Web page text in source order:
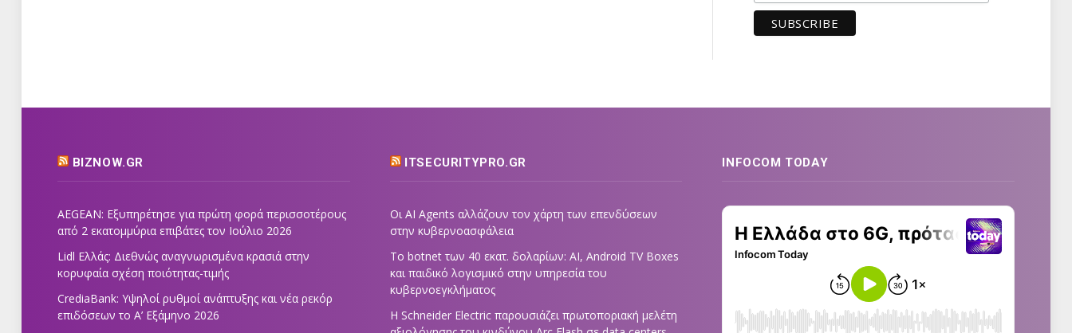
BIZNOW.GR
AEGEAN: Εξυπηρέτησε για πρώτη φορά περισσοτέρους
από 2 εκατομμύρια επιβάτες τον Ιούλιο 2026
Lidl Ελλάς: Διεθνώς αναγνωρισμένα κρασιά στην
κορυφαία σχέση ποιότητας-τιμής
CrediaBank: Υψηλοί ρυθμοί ανάπτυξης και νέα ρεκόρ
επιδόσεων το Α’ Εξάμηνο 2026
ITSECURITYPRO.GR
Οι AI Agents αλλάζουν τον χάρτη των επενδύσεων
στην κυβερνοασφάλεια
Το botnet των 40 εκατ. δολαρίων: AI, Android TV Boxes
και παιδικό λογισμικό στην υπηρεσία του
κυβερνοεγκλήματος
Η Schneider Electric παρουσιάζει πρωτοποριακή μελέτη
INFOCOM TODAY